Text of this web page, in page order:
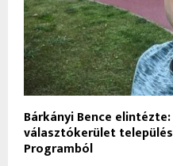
Bárkányi Bence
választókerület
Programból